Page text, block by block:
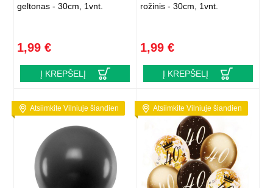
geltonas - 30cm, 1vnt.
1,99 €
Į KREPŠELĮ
rožinis - 30cm, 1vnt.
1,99 €
Į KREPŠELĮ
Atsiimkite Vilniuje šiandien Atsiimkite Vilniuje šiandien